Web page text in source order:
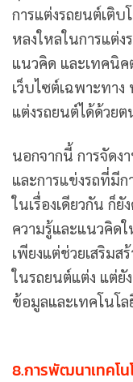
การแต่งรถยนต์เติ
หลงใหลในการแต่
แนวคิด และเทคนิ
เว็บไซต์เฉพาะทา
แต่งรถยนต์ได้ด้วย
นอกจากนี้ การจัดง
และการแข่งรถที่มี
ในเรื่องเดียวกัน ก็
ความรู้และแนวคิด
เพียงแต่ช่วยเสริม
ในรถยนต์แต่ง แต่ยั
ข้อมูลและเทคโนโล
8.การพัฒนาเทคโ